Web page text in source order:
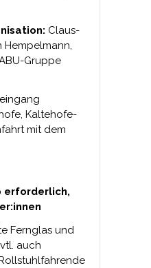
Claus-
Hempelmann,
Gruppe
Kaltehofe-
mit dem
erforderlich,
Fernglas und
auch